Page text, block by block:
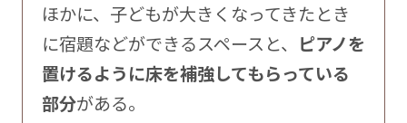
ほかに、子どもが大きくなってきたとき
に宿題などができるスペースと、 ピアノを
置けるように床を補強してもらっている
部分がある。